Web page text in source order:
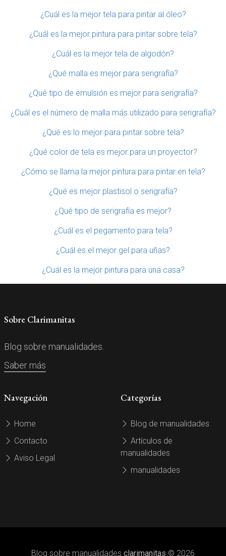
¿Cuál es la mejor tela para pintar al óleo?
¿Cuál es la mejor pintura para pintar sobre tela?
¿Cuál es la mejor tela de algodón?
¿Qué malla es mejor para serigrafía?
¿Qué tipo de emulsión es mejor para serigrafía?
¿Cuál es el número de malla más utilizado para serigrafía?
¿Qué es lo mejor para pintar sobre tela?
¿Qué color de tela es mejor para un proyector?
¿Cómo se llama la mejor pintura para pintar en tela?
¿Qué es mejor plastisol o serigrafía?
¿Qué tipo de serigrafía es mejor?
¿Cuál es el pegamento para tela?
¿Cuál es el mejor gel para uñas?
¿Cuál es la mejor pintura para una casa?
Sobre Clarimanitas
Blog sobre manualidades.
Saber más
Navegación
Home
Contacto
Aviso Legal
Categorías
Blog de manualidades
Artículos de
manualidades
manualidades
Blog sobre manualidades clarimanitas © 2026